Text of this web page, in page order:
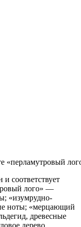
«перламутровый
соответствует
лого» —
«изумрудно-
ноты; «мерцающий
древесные
дерево,